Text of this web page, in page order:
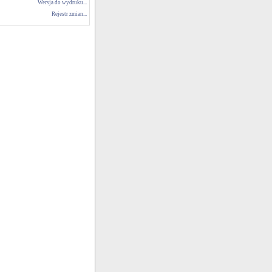
Wersja do wydruku...
Rejestr zmian...